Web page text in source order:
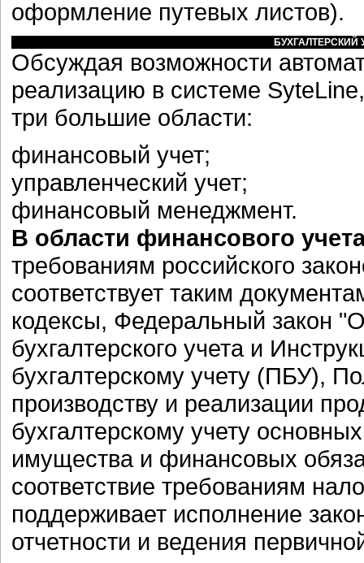
оформление путевых листов).
Обсуждая возможности
реализацию в системе
три большие области:
финансовый учет;
управленческий учет;
финансовый менеджмент.
В области финансового
требованиям российского
соответствует таким
кодексы, Федеральный закон
бухгалтерского учета и
бухгалтерскому учету (ПБУ),
производству и реализации
бухгалтерскому учету
имущества и финансовых
соответствие требованиям
поддерживает исполнение
отчетности и ведения